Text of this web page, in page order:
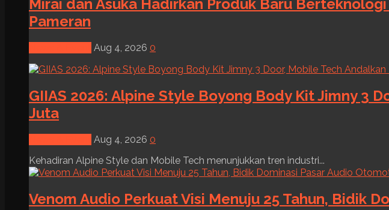
Mirai dan Asuka Hadirkan Produk Baru
Pameran
Aug 4, 2026 0
GIIAS 2026: Alpine Style Boyong Body Kit Jimny 3
Juta
Aug 4, 2026 0
Kehadiran Alpine Style dan Mobile Tech menunjukkan tren industri...
Venom Audio Perkuat Visi Menuju 25 Tahun, Bidik